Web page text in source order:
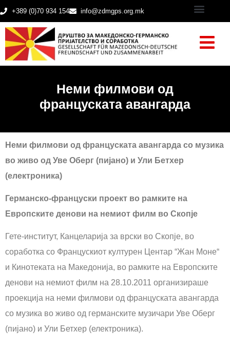
+389 (0)70 934 154 info@zdmgps.org.mk
Неми филмови од
француската авангарда
Неми филмови од француската авангарда со музика
во живо од Уве Оберг (пијано) и Ули Бетхер
(eлектроника)
Германско-француски проект во рамките на
Европските денови на немиот филм во Скопје
Гете-институт, Канцеларија за врски во Скопје, во
соработка со Францускиот културен Центар “Жан Моне“
и Кинотеката на Македонија, во рамките на Европските
денови на немиот филм на 28.10.2011 организираше
проекција на неми филмови од француската авангарда
со музика во живо од германските музичари Уве Оберг
(пијано) и Ули Бетхер (електроника).